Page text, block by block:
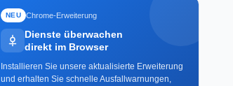
NEU Chrome-Erweiterung
Dienste überwachen
direkt im Browser
Installieren Sie unsere aktualisierte Erweiterung
und erhalten Sie schnelle Ausfallwarnungen,